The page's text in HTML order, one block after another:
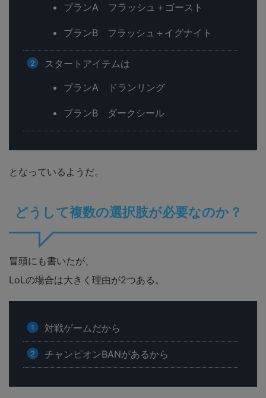
プランA フラッシュ＋ゴースト
プランB フラッシュ＋イグナイト
スタートアイテムは
プランA ドランリング
プランB ダークシール
となっているようだ。
どうして複数の選択肢が必要なのか？
冒頭にも書いたが、
LoLの場合は大きく理由が2つある。
対戦ゲームだから
チャンピオンBANがあるから